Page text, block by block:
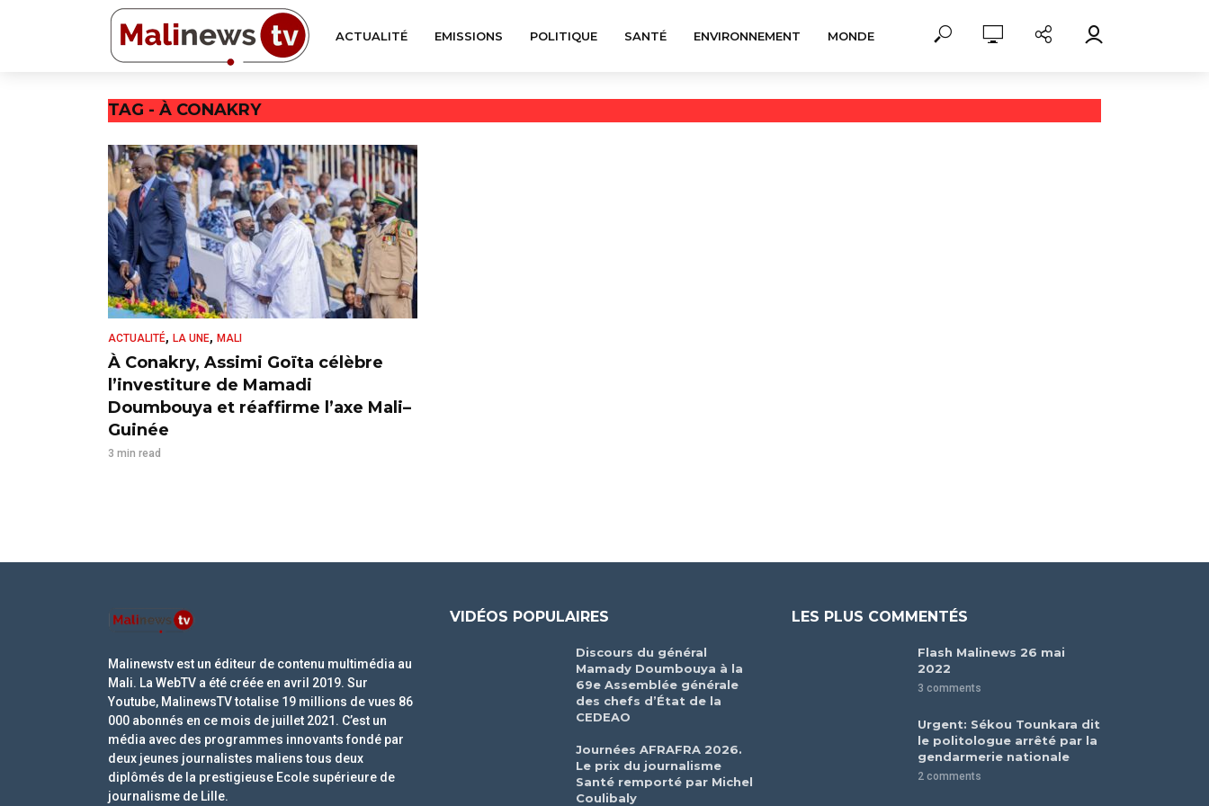
ACTUALITÉ EMISSIONS POLITIQUE SANTÉ ENVIRONNEMENT MONDE
TAG - À CONAKRY
ACTUALITÉ, LA UNE, MALI
À Conakry, Assimi Goïta célèbre
l’investiture de Mamadi
Doumbouya et réaffirme l’axe Mali–
Guinée
3 min read
Malinewstv est un éditeur de contenu multimédia au
Mali. La WebTV a été créée en avril 2019. Sur
Youtube, MalinewsTV totalise 19 millions de vues 86
000 abonnés en ce mois de juillet 2021. C’est un
média avec des programmes innovants fondé par
deux jeunes journalistes maliens tous deux
diplômés de la prestigieuse Ecole supérieure de
journalisme de Lille.
VIDÉOS POPULAIRES
Discours du général
Mamady Doumbouya à la
69e Assemblée générale
des chefs d’État de la
CEDEAO
Journées AFRAFRA 2026.
Le prix du journalisme
Santé remporté par Michel
Coulibaly
LES PLUS COMMENTÉS
Flash Malinews 26 mai
2022
3 comments
Urgent: Sékou Tounkara dit
le politologue arrêté par la
gendarmerie nationale
2 comments